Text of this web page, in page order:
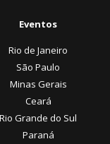
Eventos
Rio de Janeiro
São Paulo
Minas Gerais
Ceará
Rio Grande do Sul
Paraná